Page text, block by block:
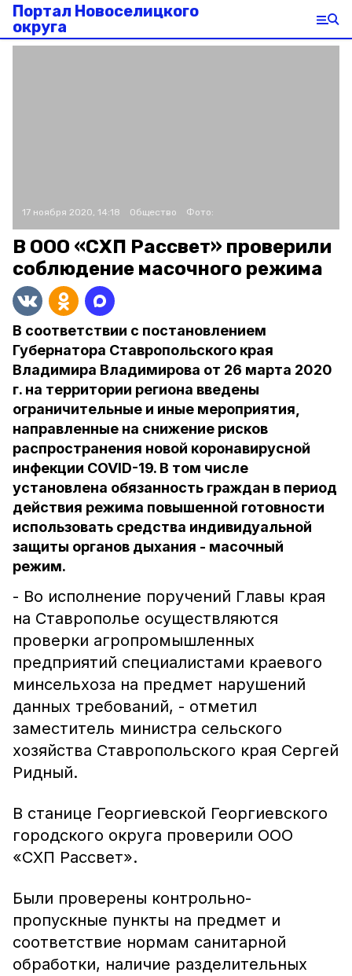
Портал Новоселицкого
округа
17 ноября 2020, 14:18 Общество Фото:
В ООО «СХП Рассвет» проверили
соблюдение масочного режима
В соответствии с постановлением
Губернатора Ставропольского края
Владимира Владимирова от 26 марта 2020
г. на территории региона введены
ограничительные и иные мероприятия,
направленные на снижение рисков
распространения новой коронавирусной
инфекции COVID-19. В том числе
установлена обязанность граждан в период
действия режима повышенной готовности
использовать средства индивидуальной
защиты органов дыхания - масочный
режим.
- Во исполнение поручений Главы края
на Ставрополье осуществляются
проверки агропромышленных
предприятий специалистами краевого
минсельхоза на предмет нарушений
данных требований, - отметил
заместитель министра сельского
хозяйства Ставропольского края Сергей
Ридный.
В станице Георгиевской Георгиевского
городского округа проверили ООО
«СХП Рассвет».
Были проверены контрольно-
пропускные пункты на предмет и
соответствие нормам санитарной
обработки, наличие разделительных